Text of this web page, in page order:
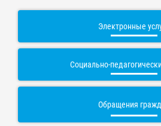
Электронные
Социально-
Обращения